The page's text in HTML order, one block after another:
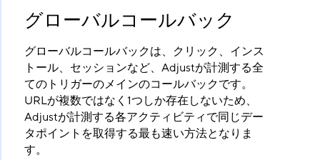
グローバルコールバック
グローバルコールバックは、クリック、インス
トール、セッションなど、Adjustが計測する全
てのトリガーのメインのコールバックです。
URLが複数ではなく1つしか存在しないため、
Adjustが計測する各アクティビティで同じデー
タポイントを取得する最も速い方法となりま
す。